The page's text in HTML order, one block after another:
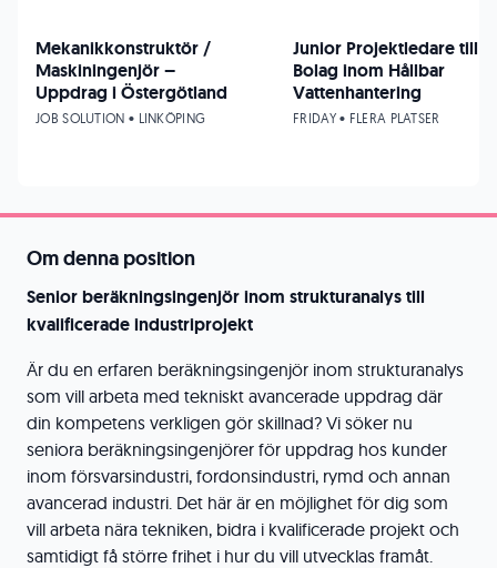
Om denna position
Senior beräkningsingenjör inom strukturanalys till
kvalificerade industriprojekt
Är du en erfaren beräkningsingenjör inom strukturanalys
som vill arbeta med tekniskt avancerade uppdrag där
din kompetens verkligen gör skillnad? Vi söker nu
seniora beräkningsingenjörer för uppdrag hos kunder
inom försvarsindustri, fordonsindustri, rymd och annan
avancerad industri. Det här är en möjlighet för dig som
vill arbeta nära tekniken, bidra i kvalificerade projekt och
samtidigt få större frihet i hur du vill utvecklas framåt.
Mekanikkonstruktör /
Maskiningenjör –
Uppdrag i Östergötland
JOB SOLUTION • LINKÖPING
Junior Projektledare till
Bolag inom Hållbar
Vattenhantering
FRIDAY • FLERA PLATSER